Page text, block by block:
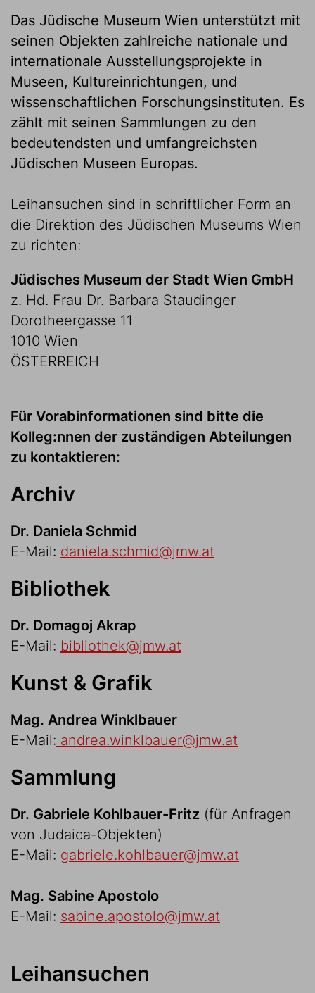
Das Jüdische Museum Wien unterstützt mit
seinen Objekten zahlreiche nationale und
internationale Ausstellungsprojekte in
Museen, Kultureinrichtungen, und
wissenschaftlichen Forschungsinstituten. Es
zählt mit seinen Sammlungen zu den
bedeutendsten und umfangreichsten
Jüdischen Museen Europas.
Leihansuchen sind in schriftlicher Form an
die Direktion des Jüdischen Museums Wien
zu richten:
Jüdisches Museum der Stadt Wien GmbH
z. Hd. Frau Dr. Barbara Staudinger
Dorotheergasse 11
1010 Wien
ÖSTERREICH
Für Vorabinformationen sind bitte die
Kolleg:nnen der zuständigen Abteilungen
zu kontaktieren:
Archiv
Dr. Daniela Schmid
E-Mail: daniela.schmid@jmw.at
Bibliothek
Dr. Domagoj Akrap
E-Mail: bibliothek@jmw.at
Kunst & Grafik
Mag. Andrea Winklbauer
E-Mail: andrea.winklbauer@jmw.at
Sammlung
Dr. Gabriele Kohlbauer-Fritz (für Anfragen
von Judaica-Objekten)
E-Mail: gabriele.kohlbauer@jmw.at
Mag. Sabine Apostolo
E-Mail: sabine.apostolo@jmw.at
Leihansuchen